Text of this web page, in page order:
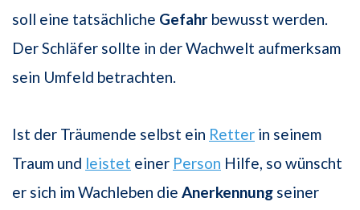
soll eine tatsächliche Gefahr bewusst werden.
Der Schläfer sollte in der Wachwelt aufmerksam
sein Umfeld betrachten.
Ist der Träumende selbst ein Retter in seinem
Traum und leistet einer Person Hilfe, so wünscht
er sich im Wachleben die Anerkennung seiner